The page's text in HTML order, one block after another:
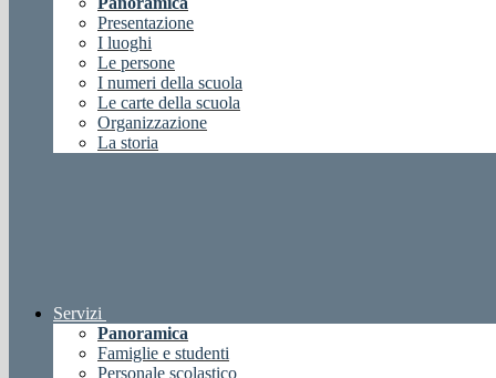
Presentazione
I luoghi
Le persone
I numeri della scuola
Le carte della scuola
Organizzazione
La storia
Servizi
Panoramica
Famiglie e studenti
Personale scolastico